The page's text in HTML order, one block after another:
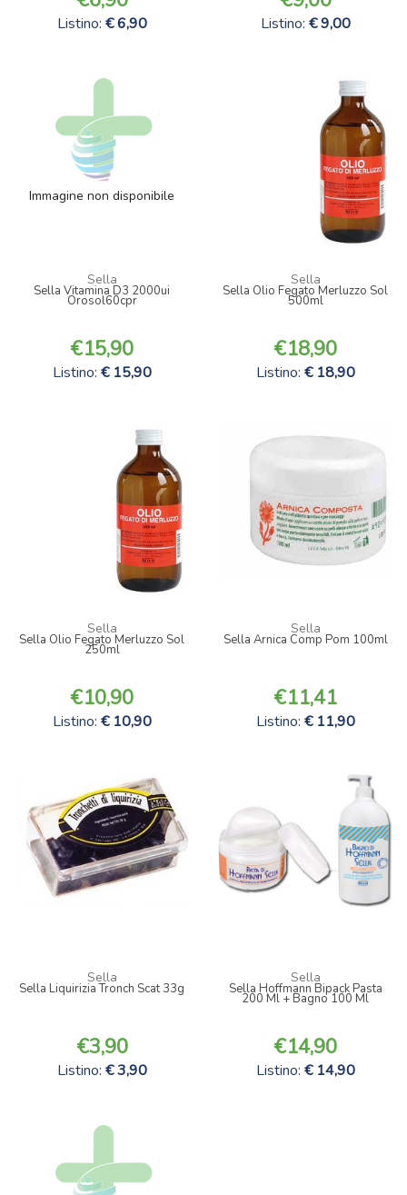
Listino: 6,90 Listino: 9,00
Immagine non disponibile
Sella
Sella Vitamina D3 2000ui
Orosol60cpr
15,90
Listino: 15,90
Sella
Sella Olio Fegato Merluzzo Sol
500ml
18,90
Listino: 18,90
Sella
Sella Olio Fegato Merluzzo Sol
250ml
10,90
Listino: 10,90
Sella
Sella Arnica Comp Pom 100ml
11,41
Listino: 11,90
Sella
Sella Liquirizia Tronch Scat 33g
3,90
Listino: 3,90
Sella
Sella Hoffmann Bipack Pasta
200 Ml + Bagno 100 Ml
14,90
Listino: 14,90